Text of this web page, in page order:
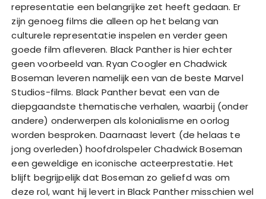
representatie een belangrijke zet heeft gedaan. Er
zijn genoeg films die alleen op het belang van
culturele representatie inspelen en verder geen
goede film afleveren. Black Panther is hier echter
geen voorbeeld van. Ryan Coogler en Chadwick
Boseman leveren namelijk een van de beste Marvel
Studios-films. Black Panther bevat een van de
diepgaandste thematische verhalen, waarbij (onder
andere) onderwerpen als kolonialisme en oorlog
worden besproken. Daarnaast levert (de helaas te
jong overleden) hoofdrolspeler Chadwick Boseman
een geweldige en iconische acteerprestatie. Het
blijft begrijpelijk dat Boseman zo geliefd was om
deze rol, want hij levert in Black Panther misschien wel